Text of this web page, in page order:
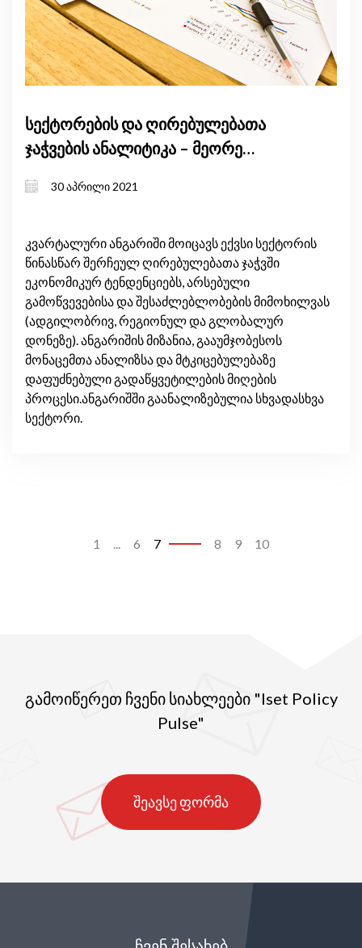
სექტორების და ღირებულებათა
ჯაჭვების ანალიტიკა – მეორე
30 აპრილი 2021
კვარტალური ანგარიში მოიცავს ექვსი სექტორის
წინასწარ შერჩეულ ღირებულებათა ჯაჭვში
ეკონომიკურ ტენდენციებს, არსებული
გამოწვევებისა და შესაძლებლობების მიმოხილვას
(ადგილობრივ, რეგიონულ და გლობალურ
დონეზე). ანგარიშის მიზანია, გააუმჯობესოს
მონაცემთა ანალიზსა და მტკიცებულებაზე
დაფუძნებული გადაწყვეტილების მიღების
პროცესი.ანგარიშში გაანალიზებულია სხვადასხვა
სექტორი.
1 ... 6 7 8 9 10
გამოიწერეთ ჩვენი სიახლეები "Iset Policy
Pulse"
შეავსე ფორმა